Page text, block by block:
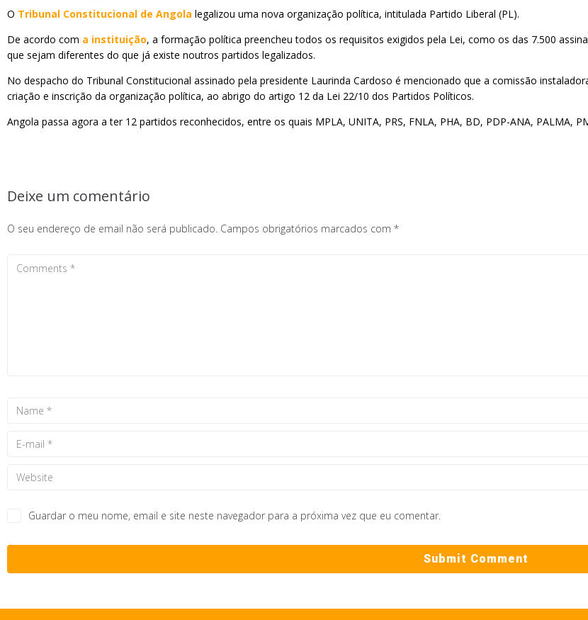
O Tribunal Constitucional de Angola legalizou uma nova organização política, intitulada Partido Liberal (PL).
De acordo com a instituição, a formação política preencheu todos os requisitos exigidos pela Lei, como os das 7.500
que sejam diferentes do que já existe noutros partidos legalizados.
No despacho do Tribunal Constitucional assinado pela presidente Laurinda Cardoso é mencionado que a comissão
criação e inscrição da organização política, ao abrigo do artigo 12 da Lei 22/10 dos Partidos Políticos.
Angola passa agora a ter 12 partidos reconhecidos, entre os quais MPLA, UNITA, PRS, FNLA, PHA, BD, PDP-ANA, PALMA,
Deixe um comentário
O seu endereço de email não será publicado. Campos obrigatórios marcados com *
Guardar o meu nome, email e site neste navegador para a próxima vez que eu comentar.